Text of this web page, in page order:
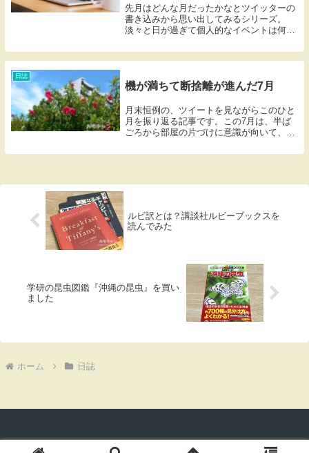
先月はどんな月だったかなとツイッターの
書き込みから思い出してみるシリーズ。
淡々と日が過ぎて個人的なイベントは何も
レーンな1か月間を振り返ってみる。パソ
コンやネットに飽いた9月だったざっと振
日誌
機が満ちて断捨離が進んだ7月
月末恒例の、ツイートを見ながらこのひと
月を振り返る記事です。この7月は、半ば
ごろから部屋の片づけに意識が向いて、減
の困難みたいなことを感じていた月だっ
ルビ訳とは？講談社ルビーブックスを
読んでみた
学研の昆虫図鑑『沖縄の昆虫』を買い
ました
ホーム 日誌
© 2019-2026 おもキャン.